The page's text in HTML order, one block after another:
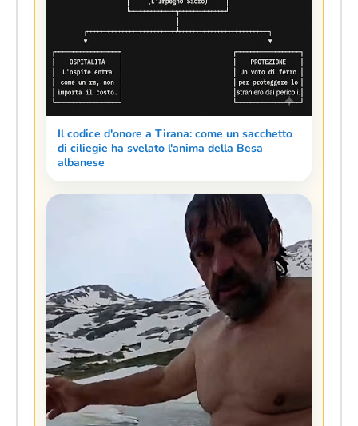
Il codice d'onore a Tirana: come un sacchetto
di ciliegie ha svelato l'anima della Besa
albanese